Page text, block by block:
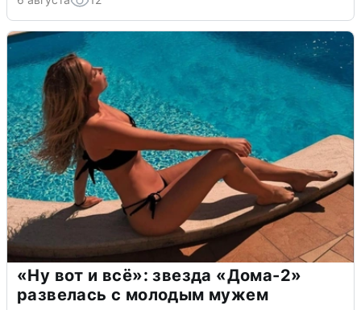
«Ну вот и всё»: звезда «Дома-2»
развелась с молодым мужем